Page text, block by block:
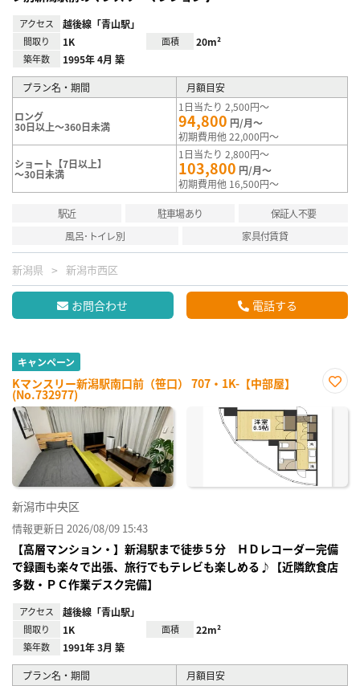
アクセス 越後線「青山駅」
間取り 1K 面積 20m²
築年数 1995年 4月 築
プラン名・期間 月額目安
ロング
30日以上～360日未満
1日当たり 2,500円～
94,800 円/月～
初期費用他 22,000円～
ショート【7日以上】
～30日未満
1日当たり 2,800円～
103,800 円/月～
初期費用他 16,500円～
駅近 駐車場あり
保証人不要
風呂･トイレ別
家具付賃貸
新潟県 新潟市西区
お問合わせ 電話する
キャンペーン
Kマンスリー新潟駅南口前（笹口） 707・1K-【中部屋】
(No.732977)
に入
新潟市中央区
情報更新日 2026/08/09 15:43
【高層マンション・】新潟駅まで徒歩５分 ＨＤレコーダー完備
で録画も楽々で出張、旅行でもテレビも楽しめる♪【近隣飲食店
多数・ＰＣ作業デスク完備】
アクセス 越後線「青山駅」
間取り 1K 面積 22m²
築年数 1991年 3月 築
プラン名・期間 月額目安